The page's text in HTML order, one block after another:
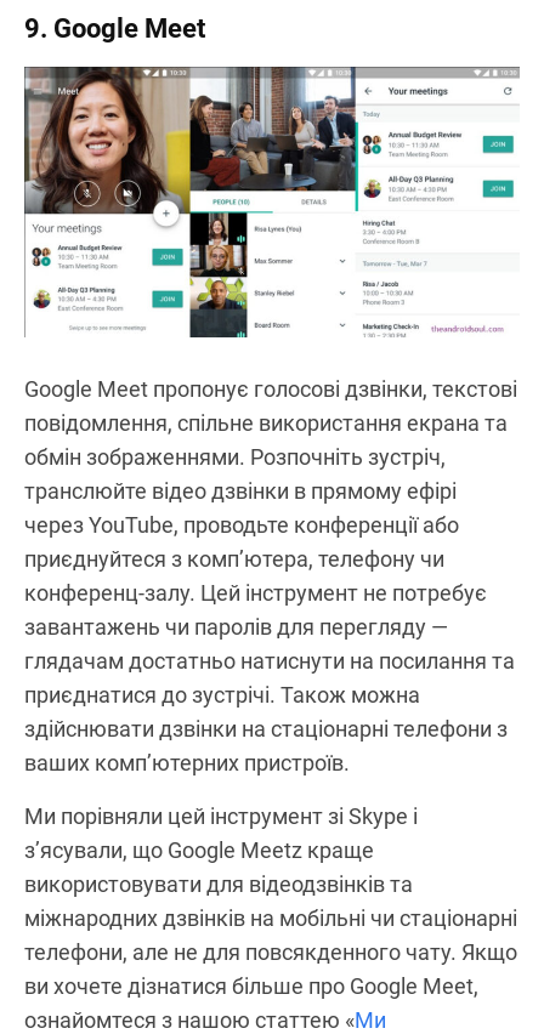
9. Google Meet
Google Meet пропонує голосові дзвінки, текстові
повідомлення, спільне використання екрана та
обмін зображеннями. Розпочніть зустріч,
транслюйте відео дзвінки в прямому ефірі
через YouTube, проводьте конференції або
приєднуйтеся з комп’ютера, телефону чи
конференц-залу. Цей інструмент не потребує
завантажень чи паролів для перегляду —
глядачам достатньо натиснути на посилання та
приєднатися до зустрічі. Також можна
здійснювати дзвінки на стаціонарні телефони з
ваших комп’ютерних пристроїв.
Ми порівняли цей інструмент зі Skype і
з’ясували, що Google Meetz краще
використовувати для відеодзвінків та
міжнародних дзвінків на мобільні чи стаціонарні
телефони, але не для повсякденного чату. Якщо
ви хочете дізнатися більше про Google Meet,
ознайомтеся з нашою статтею «Ми